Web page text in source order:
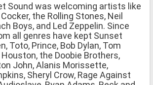
Sound was welcoming artists like
the Rolling Stones, Neil
Boys, and Led Zeppelin. Since
all genres have kept Sunset
Toto, Prince, Bob Dylan, Tom
the Doobie Brothers,
John, Alanis Morissette,
Sheryl Crow, Rage Against